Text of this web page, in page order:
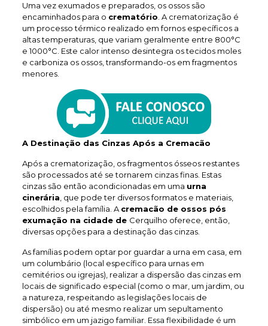
Uma vez exumados e preparados, os ossos são
encaminhados para o crematório . A crematorização é
um processo térmico realizado em fornos específicos a
altas temperaturas, que variam geralmente entre 800°C
e 1000°C. Este calor intenso desintegra os tecidos moles
e carboniza os ossos, transformando-os em fragmentos
menores.
A Destinação das Cinzas Após a Cremacão
Após a crematorização, os fragmentos ósseos restantes
são processados até se tornarem cinzas finas. Estas
cinzas são então acondicionadas em uma urna
cinerária , que pode ter diversos formatos e materiais,
escolhidos pela família. A cremacão de ossos pós
exumação na cidade de Cerquilho oferece, então,
diversas opções para a destinação das cinzas.
As famílias podem optar por guardar a urna em casa, em
um columbário (local específico para urnas em
cemitérios ou igrejas), realizar a dispersão das cinzas em
locais de significado especial (como o mar, um jardim, ou
a natureza, respeitando as legislações locais de
dispersão) ou até mesmo realizar um sepultamento
simbólico em um jazigo familiar. Essa flexibilidade é um